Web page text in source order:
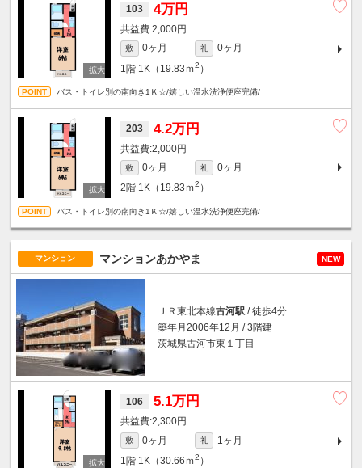
103 4万円
2,000円
敷 0ヶ月 礼
0ヶ月
1階 1K（19.83ｍ2 ）
バス・トイレ別の南向き1Ｋ☆/嬉しい温水洗浄便座完備/
203 4.2万円
2,000円
敷 0ヶ月 礼
0ヶ月
2階 1K（19.83ｍ2 ）
バス・トイレ別の南向き1Ｋ☆/嬉しい温水洗浄便座完備/
マンション マンションあかやま NEW
ＪＲ東北本線古河駅 / 徒歩4分
築年月2006年12月 / 3階建
茨城県古河市東１丁目
106 5.1万円
2,300円
敷 0ヶ月 礼
1ヶ月
1階 1K（30.66ｍ2 ）